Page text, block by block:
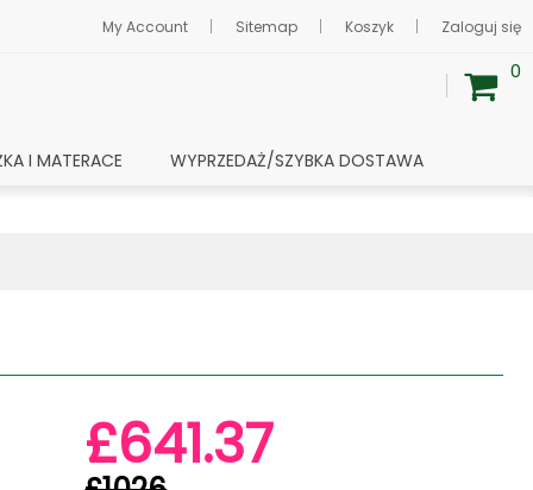
My Account Sitemap Koszyk Zaloguj się
0
I MATERACE WYPRZEDAŻ/SZYBKA DOSTAWA
£641.37